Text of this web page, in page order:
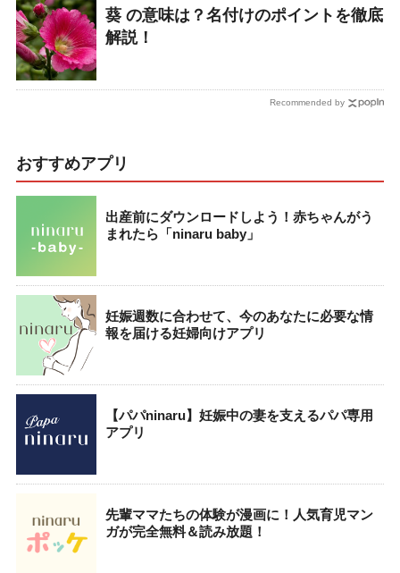
葵 の意味は？名付けのポイントを徹底
解説！
Recommended by
おすすめアプリ
出産前にダウンロードしよう！赤ちゃんがう
まれたら「ninaru baby」
妊娠週数に合わせて、今のあなたに必要な情
報を届ける妊婦向けアプリ
【パパninaru】妊娠中の妻を支えるパパ専用
アプリ
先輩ママたちの体験が漫画に！人気育児マン
ガが完全無料＆読み放題！